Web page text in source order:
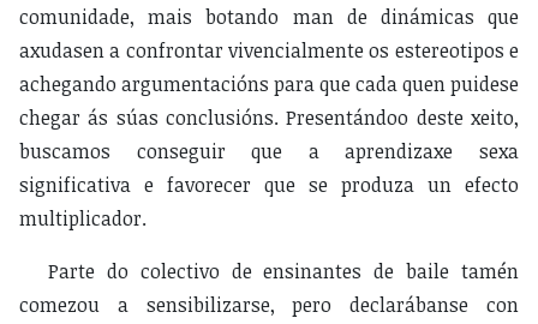
comunidade, mais botando man de dinámicas que
axudasen a confrontar vivencialmente os estereotipos e
achegando argumentacións para que cada quen puidese
chegar ás súas conclusións. Presentándoo deste xeito,
buscamos conseguir que a aprendizaxe sexa
significativa e favorecer que se produza un efecto
multiplicador.
Parte do colectivo de ensinantes de baile tamén
comezou a sensibilizarse, pero declarábanse con